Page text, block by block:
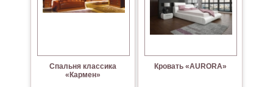
Спальня классика
«Кармен»
Кровать «AURORA»